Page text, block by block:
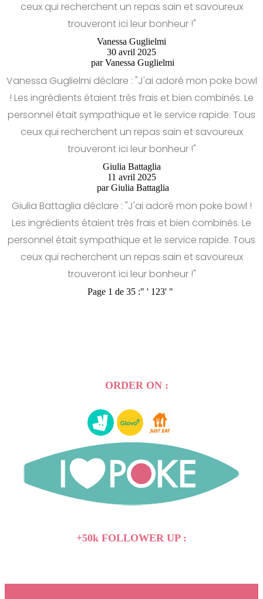
ceux qui recherchent un repas sain et savoureux
trouveront ici leur bonheur !"
Vanessa Guglielmi
30 avril 2025
parVanessa Guglielmi
Vanessa Guglielmi déclare : "J'ai adoré mon poke bowl
! Les ingrédients étaient très frais et bien combinés. Le
personnel était sympathique et le service rapide. Tous
ceux qui recherchent un repas sain et savoureux
trouveront ici leur bonheur !"
Giulia Battaglia
11 avril 2025
parGiulia Battaglia
Giulia Battaglia déclare : "J'ai adoré mon poke bowl !
Les ingrédients étaient très frais et bien combinés. Le
personnel était sympathique et le service rapide. Tous
ceux qui recherchent un repas sain et savoureux
trouveront ici leur bonheur !"
Page 1 de 35 :" ' 1 23' "
ORDER ON :
+50k FOLLOWER UP :